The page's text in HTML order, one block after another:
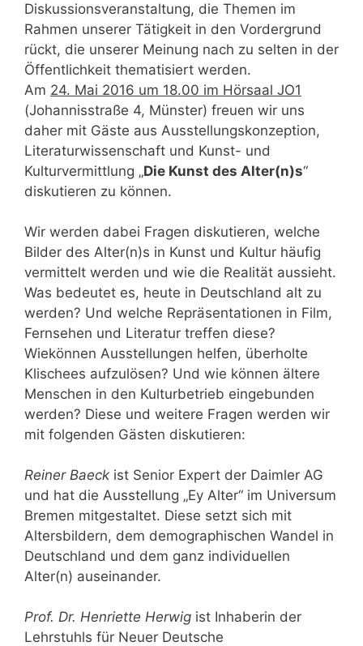
Diskussionsveranstaltung, die Themen im
Rahmen unserer Tätigkeit in den Vordergrund
rückt, die unserer Meinung nach zu selten in der
Öffentlichkeit thematisiert werden.
Am 24. Mai 2016 um 18.00 im Hörsaal JO1
(Johannisstraße 4, Münster) freuen wir uns
daher mit Gäste aus Ausstellungskonzeption,
Literaturwissenschaft und Kunst- und
Kulturvermittlung „Die Kunst des Alter(n)s“
diskutieren zu können.
Wir werden dabei Fragen diskutieren, welche
Bilder des Alter(n)s in Kunst und Kultur häufig
vermittelt werden und wie die Realität aussieht.
Was bedeutet es, heute in Deutschland alt zu
werden? Und welche Repräsentationen in Film,
Fernsehen und Literatur treffen diese?
Wiekönnen Ausstellungen helfen, überholte
Klischees aufzulösen? Und wie können ältere
Menschen in den Kulturbetrieb eingebunden
werden? Diese und weitere Fragen werden wir
mit folgenden Gästen diskutieren:
Reiner Baeck ist Senior Expert der Daimler AG
und hat die Ausstellung „Ey Alter“ im Universum
Bremen mitgestaltet. Diese setzt sich mit
Altersbildern, dem demographischen Wandel in
Deutschland und dem ganz individuellen
Alter(n) auseinander.
Prof. Dr. Henriette Herwig ist Inhaberin der
Lehrstuhls für Neuer Deutsche